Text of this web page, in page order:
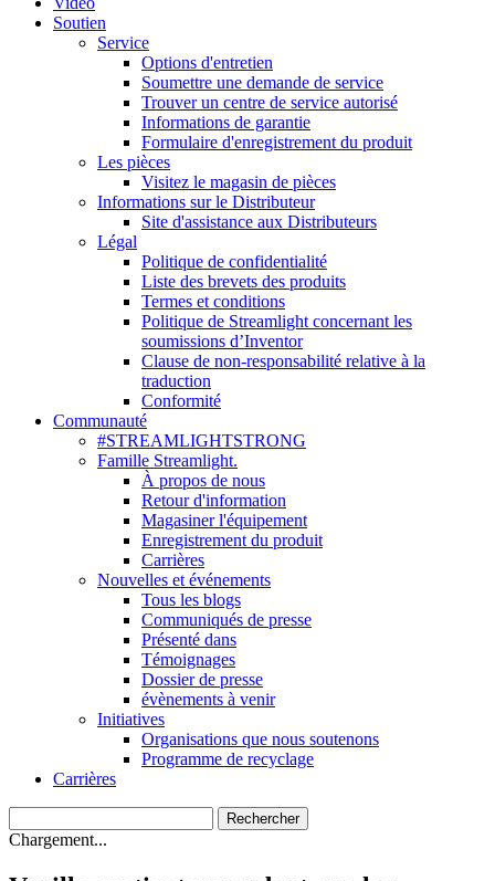
Soutien
Service
Options d'entretien
Soumettre une demande de service
Trouver un centre de service autorisé
Informations de garantie
Formulaire d'enregistrement du produit
Les pièces
Visitez le magasin de pièces
Informations sur le Distributeur
Site d'assistance aux Distributeurs
Légal
Politique de confidentialité
Liste des brevets des produits
Termes et conditions
Politique de Streamlight concernant les
soumissions d’Inventor
Clause de non-responsabilité relative à la
traduction
Conformité
Communauté
#STREAMLIGHTSTRONG
Famille Streamlight.
À propos de nous
Retour d'information
Magasiner l'équipement
Enregistrement du produit
Carrières
Nouvelles et événements
Tous les blogs
Communiqués de presse
Présenté dans
Témoignages
Dossier de presse
évènements à venir
Initiatives
Organisations que nous soutenons
Programme de recyclage
Carrières
Chargement...